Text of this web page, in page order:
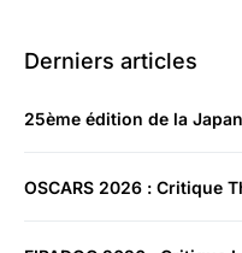
Derniers articles
25ème édition de la
OSCARS 2026 : Critique